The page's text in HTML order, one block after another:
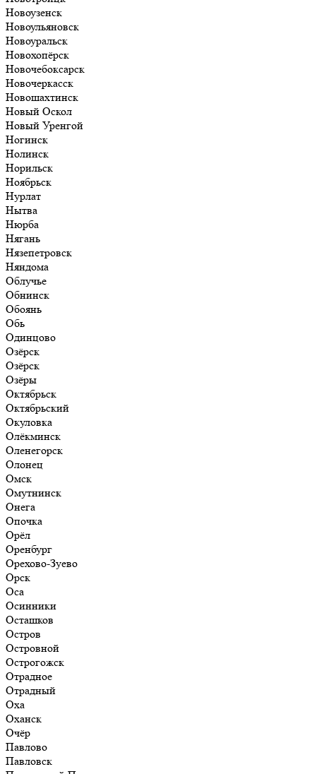
Новоузенск
Новоульяновск
Новоуральск
Новохопёрск
Новочебоксарск
Новочеркасск
Новошахтинск
Новый Оскол
Новый Уренгой
Ногинск
Нолинск
Норильск
Ноябрьск
Нурлат
Нытва
Нюрба
Нягань
Нязепетровск
Няндома
Облучье
Обнинск
Обоянь
Обь
Одинцово
Озёрск
Озёрск
Озёры
Октябрьск
Октябрьский
Окуловка
Олёкминск
Оленегорск
Олонец
Омск
Омутнинск
Онега
Опочка
Орёл
Оренбург
Орехово-Зуево
Орск
Оса
Осинники
Осташков
Остров
Островной
Острогожск
Отрадное
Отрадный
Оха
Оханск
Очёр
Павлово
Павловск